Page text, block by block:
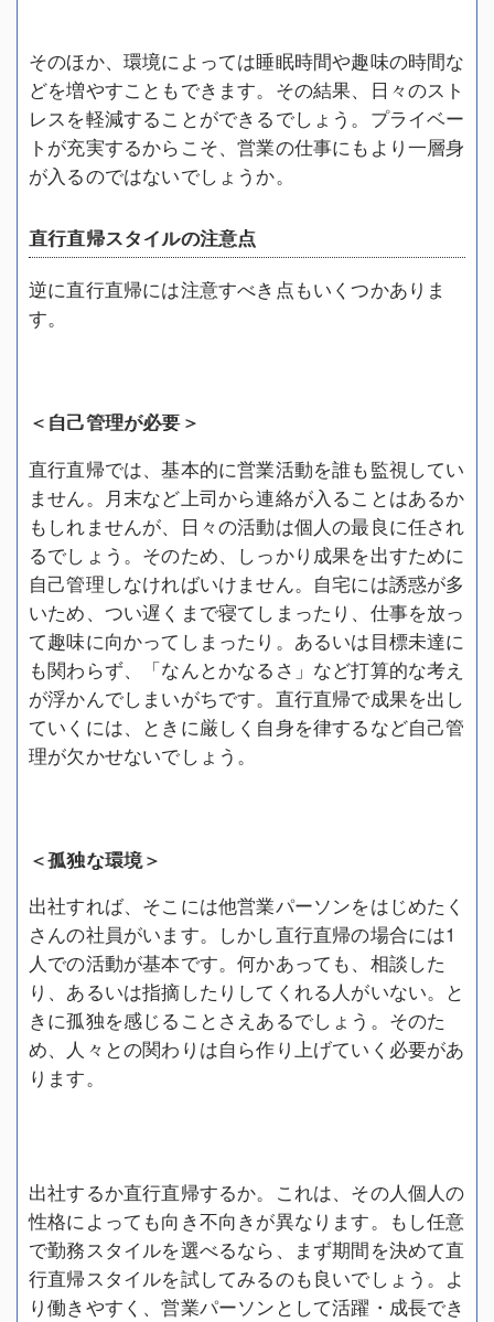
そのほか、環境によっては睡眠時間や趣味の時間な
どを増やすこともできます。その結果、日々のスト
レスを軽減することができるでしょう。プライベー
トが充実するからこそ、営業の仕事にもより一層身
が入るのではないでしょうか。
直行直帰スタイルの注意点
逆に直行直帰には注意すべき点もいくつかありま
す。
＜自己管理が必要＞
直行直帰では、基本的に営業活動を誰も監視してい
ません。月末など上司から連絡が入ることはあるか
もしれませんが、日々の活動は個人の最良に任され
るでしょう。そのため、しっかり成果を出すために
自己管理しなければいけません。自宅には誘惑が多
いため、つい遅くまで寝てしまったり、仕事を放っ
て趣味に向かってしまったり。あるいは目標未達に
も関わらず、「なんとかなるさ」など打算的な考え
が浮かんでしまいがちです。直行直帰で成果を出し
ていくには、ときに厳しく自身を律するなど自己管
理が欠かせないでしょう。
＜孤独な環境＞
出社すれば、そこには他営業パーソンをはじめたく
さんの社員がいます。しかし直行直帰の場合には1
人での活動が基本です。何かあっても、相談した
り、あるいは指摘したりしてくれる人がいない。と
きに孤独を感じることさえあるでしょう。そのた
め、人々との関わりは自ら作り上げていく必要があ
ります。
出社するか直行直帰するか。これは、その人個人の
性格によっても向き不向きが異なります。もし任意
で勤務スタイルを選べるなら、まず期間を決めて直
行直帰スタイルを試してみるのも良いでしょう。よ
り働きやすく、営業パーソンとして活躍・成長でき